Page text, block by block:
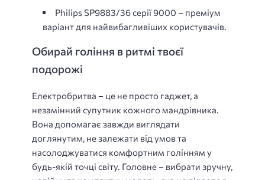
Philips SP9883/36 серії 9000 – преміум
варіант для найвибагливіших користувачів.
Обирай гоління в ритмі твоєї
подорожі
Електробритва – це не просто гаджет, а
незамінний супутник кожного мандрівника.
Вона допомагає завжди виглядати
доглянутим, не залежати від умов та
насолоджуватися комфортним голінням у
будь-якій точці світу. Головне – вибрати зручну,